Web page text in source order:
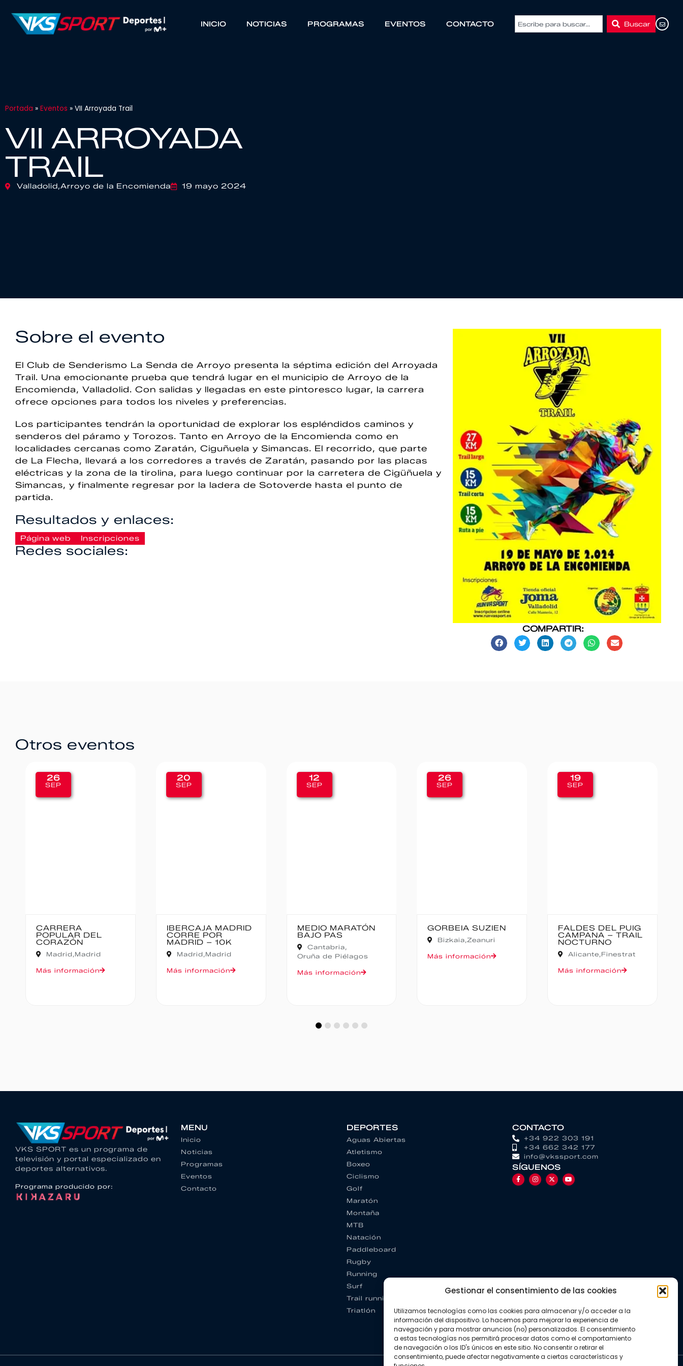
Gestionar el consentimiento de las cookies
Utilizamos tecnologías como las cookies para almacenar y/o acceder a la
información del dispositivo. Lo hacemos para mejorar la experiencia de
navegación y para mostrar anuncios (no) personalizados. El consentimiento
a estas tecnologías nos permitirá procesar datos como el comportamiento
de navegación o los ID's únicos en este sitio. No consentir o retirar el
consentimiento, puede afectar negativamente a ciertas características y
INICIO NOTICIAS PROGRAMAS EVENTOS CONTACTO Buscar
Portada » Eventos » VII Arroyada Trail
VII ARROYADA
TRAIL
Valladolid,Arroyo de la Encomienda 19 mayo 2024
Sobre el evento
El Club de Senderismo La Senda de Arroyo presenta la séptima edición del Arroyada
Trail. Una emocionante prueba que tendrá lugar en el municipio de Arroyo de la
Encomienda, Valladolid. Con salidas y llegadas en este pintoresco lugar, la carrera
ofrece opciones para todos los niveles y preferencias.
Los participantes tendrán la oportunidad de explorar los espléndidos caminos y
senderos del páramo y Torozos. Tanto en Arroyo de la Encomienda como en
localidades cercanas como Zaratán, Ciguñuela y Simancas. El recorrido, que parte
de La Flecha, llevará a los corredores a través de Zaratán, pasando por las placas
eléctricas y la zona de la tirolina, para luego continuar por la carretera de Cigüñuela y
Simancas, y finalmente regresar por la ladera de Sotoverde hasta el punto de
partida.
Resultados y enlaces:
Página web Inscripciones
Redes sociales:
COMPARTIR:
Otros eventos
20
SEP
IBERCAJA MADRID
CORRE POR
MADRID – 10K
Madrid,Madrid
Más información
12
SEP
MEDIO MARATÓN
BAJO PAS
Cantabria,
Oruña de Piélagos
Más información
26
SEP
GORBEIA SUZIEN
Bizkaia,
Más información
19
SEP
FALDES DEL PUIG
NOCTURNO
Alicante,Finestrat
11
SEP
CANFRANC-
CANFRANC
Huesca, Canfranc
VKS SPORT es un programa de
televisión y portal especializado en
deportes alternativos.
Programa producido por:
MENU
Inicio
Noticias
Programas
Eventos
Contacto
DEPORTES
Aguas Abiertas
Atletismo
Boxeo
Ciclismo
Golf
Maratón
Montaña
MTB
Natación
Paddleboard
Rugby
Running
Surf
Trail running
Triatlón
CONTACTO
+34 922 303 191
+34 662 342 177
info@vkssport.com
SÍGUENOS